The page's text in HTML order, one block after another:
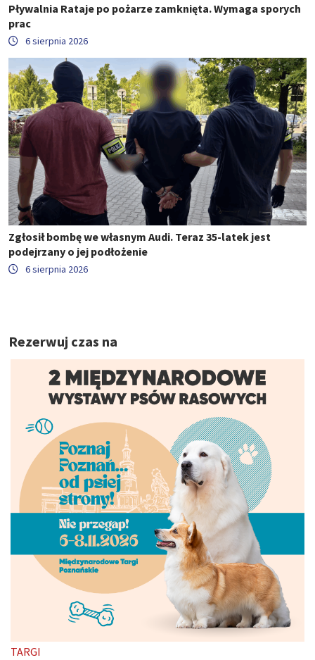
Pływalnia Rataje po pożarze zamknięta. Wymaga sporych
prac
6 sierpnia 2026
Zgłosił bombę we własnym Audi. Teraz 35-latek jest
podejrzany o jej podłożenie
6 sierpnia 2026
Rezerwuj czas na
TARGI